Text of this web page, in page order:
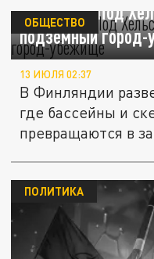
The Times: Под
подземный
ОБЩЕСТВО
13 ИЮЛЯ 02:37
В Финляндии
где бассейны и
превращаются в
ПОЛИТИКА